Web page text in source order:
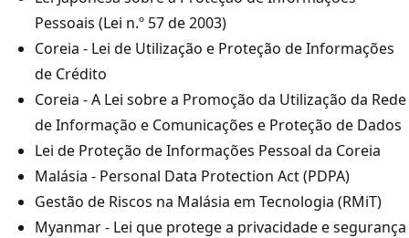
Pessoais (Lei n.º 57 de 2003)
Coreia - Lei de Utilização e Proteção de Informações
de Crédito
Coreia - A Lei sobre a Promoção da Utilização da Rede
de Informação e Comunicações e Proteção de Dados
Lei de Proteção de Informações Pessoal da Coreia
Malásia - Personal Data Protection Act (PDPA)
Gestão de Riscos na Malásia em Tecnologia (RMiT)
Myanmar - Lei que protege a privacidade e segurança